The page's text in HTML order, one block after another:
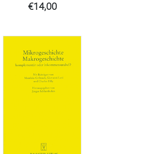
€14,00